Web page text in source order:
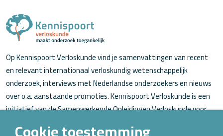
Op Kennispoort Verloskunde vind je samenvattingen van recent
en relevant internationaal verloskundig wetenschappelijk
onderzoek, interviews met Nederlandse onderzoekers en nieuws
over o.a. aanstaande promoties. Kennispoort Verloskunde is een
initiatief van de Samenwerkende Opleidingen Verloskunde voor